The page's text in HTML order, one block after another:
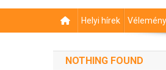
Helyi hírek Vélemény
NOTHING FOUND